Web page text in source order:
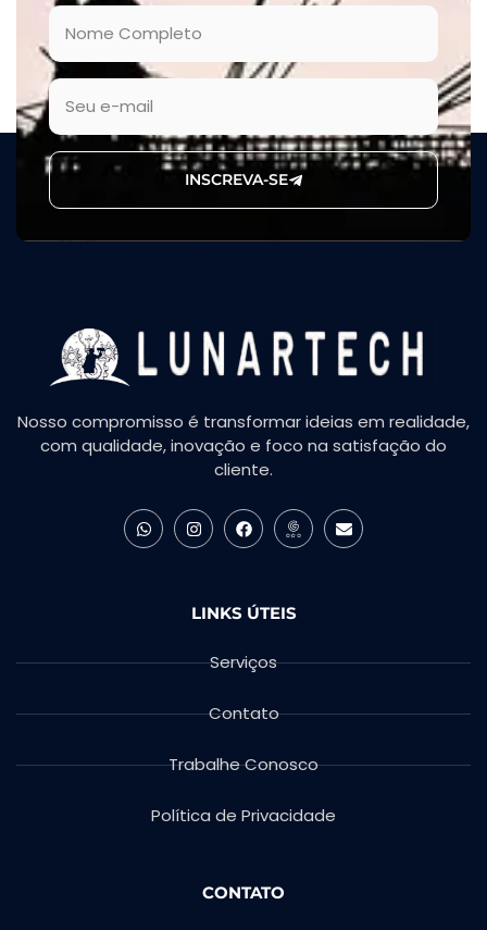
INSCREVA-SE
Nosso compromisso é transformar ideias em realidade,
com qualidade, inovação e foco na satisfação do
cliente.
LINKS ÚTEIS
Serviços
Contato
Trabalhe Conosco
Política de Privacidade
CONTATO